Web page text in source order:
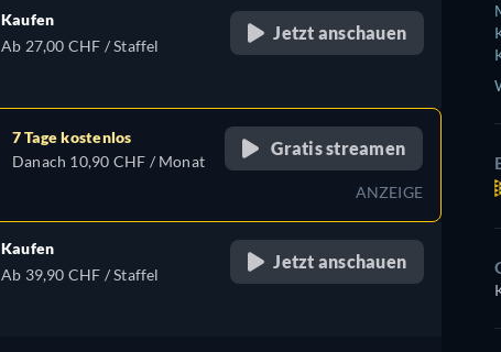
Kaufen
Ab 27,00 CHF / Staffel
Jetzt anschauen
7 Tage kostenlos
Danach 10,90 CHF / Monat
Gratis streamen
ANZEIGE
Kaufen
Ab 39,90 CHF / Staffel
Jetzt anschauen